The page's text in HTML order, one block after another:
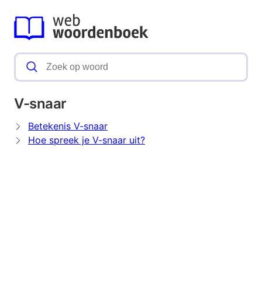
V-snaar
Betekenis V-snaar
Hoe spreek je V-snaar uit?